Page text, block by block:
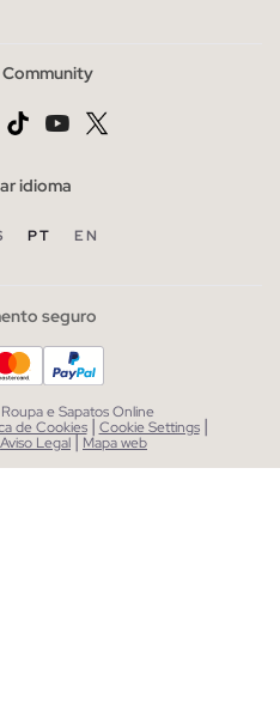
Community
idioma
PT EN
seguro
e Sapatos Online
de Cookies | Cookie Settings |
Aviso Legal| Mapa web